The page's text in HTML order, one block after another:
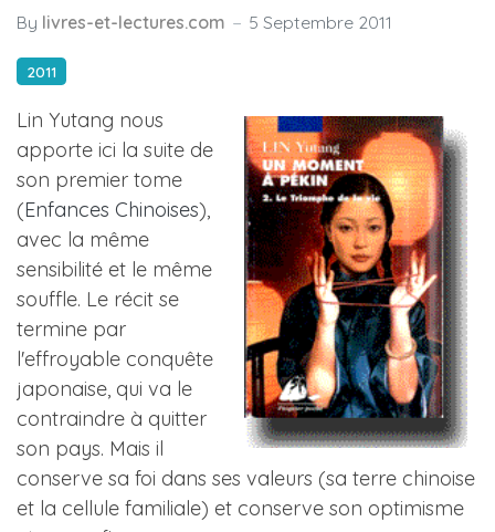
By livres-et-lectures.com 5 Septembre 2011
2011
Lin Yutang nous
apporte ici la suite de
son premier tome
(Enfances Chinoises),
avec la même
sensibilité et le même
souffle. Le récit se
termine par
l'effroyable conquête
japonaise, qui va le
contraindre à quitter
son pays. Mais il
conserve sa foi dans ses valeurs (sa terre chinoise
et la cellule familiale) et conserve son optimisme